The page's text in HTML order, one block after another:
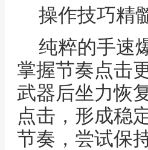
操作技巧精
纯粹的手速
掌握节奏点击
武器后坐力恢
点击，形成稳
节奏，尝试保